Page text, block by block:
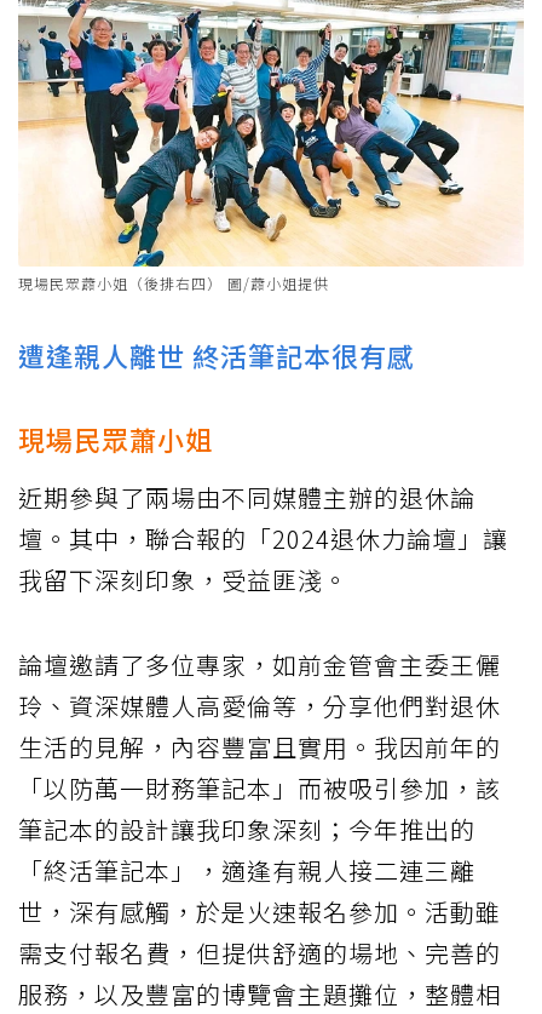
現場民眾蕭小姐（後排右四） 圖/蕭小姐提供
遭逢親人離世 終活筆記本很有感
現場民眾蕭小姐
近期參與了兩場由不同媒體主辦的退休論
壇。其中，聯合報的「2024退休力論壇」讓
我留下深刻印象，受益匪淺。
論壇邀請了多位專家，如前金管會主委王儷
玲、資深媒體人高愛倫等，分享他們對退休
生活的見解，內容豐富且實用。我因前年的
「以防萬一財務筆記本」而被吸引參加，該
筆記本的設計讓我印象深刻；今年推出的
「終活筆記本」，適逢有親人接二連三離
世，深有感觸，於是火速報名參加。活動雖
需支付報名費，但提供舒適的場地、完善的
服務，以及豐富的博覽會主題攤位，整體相